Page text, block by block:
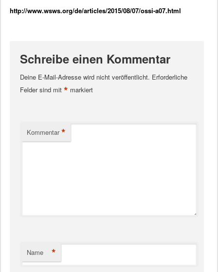
http://www.wsws.org/de/articles/2015/08/07/ossi-a07.html
Schreibe einen Kommentar
Deine E-Mail-Adresse wird nicht veröffentlicht. Erforderliche
Felder sind mit * markiert
Kommentar *
Name *